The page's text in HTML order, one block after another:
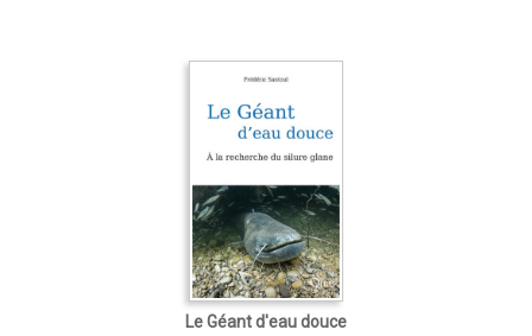
Le Géant d'eau douce